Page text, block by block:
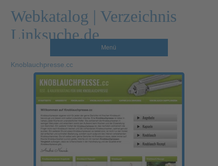
Webkatalog | Verzeichnis
Linksuche.de
Menü
Knoblauchpresse.cc